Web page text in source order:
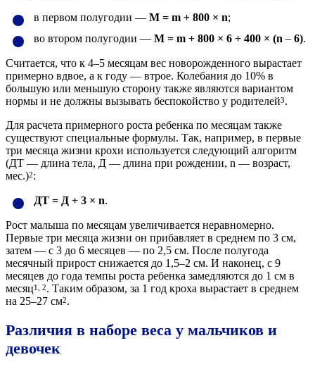
в первом полугодии — M = m + 800 × n;
во втором полугодии — M = m + 800 × 6 + 400 × (n – 6).
Считается, что к 4–5 месяцам вес новорожденного вырастает
примерно вдвое, а к году — втрое. Колебания до 10% в
большую или меньшую сторону также являются вариантом
нормы и не должны вызывать беспокойство у родителей3.
Для расчета примерного роста ребенка по месяцам также
существуют специальные формулы. Так, например, в первые
три месяца жизни крохи используется следующий алгоритм
(ДТ — длина тела, Д — длина при рождении, n — возраст,
мес.)2:
ДТ = Д + 3 × n.
Рост малыша по месяцам увеличивается неравномерно.
Первые три месяца жизни он прибавляет в среднем по 3 см,
затем — с 3 до 6 месяцев — по 2,5 см. После полугода
месячный прирост снижается до 1,5–2 см. И наконец, с 9
месяцев до года темпы роста ребенка замедляются до 1 см в
месяц1, 2. Таким образом, за 1 год кроха вырастает в среднем
на 25–27 см2.
Различия в наборе веса у мальчиков и
девочек